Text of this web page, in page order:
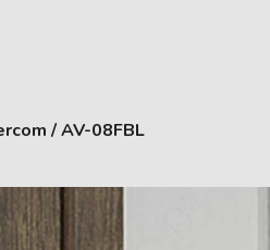
/AV-08FBL